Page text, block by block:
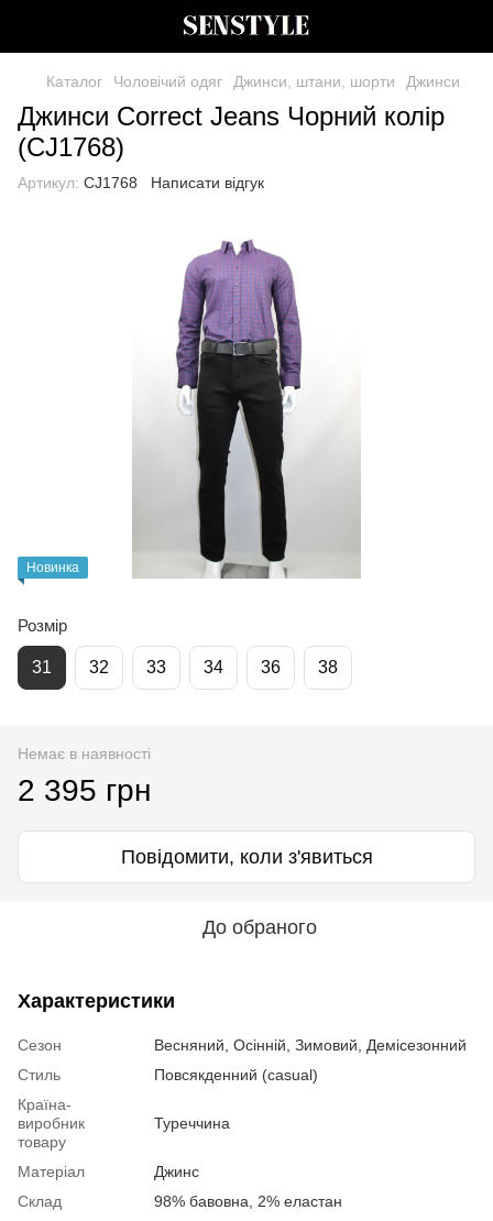
Каталог Чоловічий одяг Джинси, штани, шорти Джинси
Джинси Correct Jeans Чорний колір
(CJ1768)
Артикул: CJ1768 Написати відгук
Новинка
Розмір
31 32 33 34 36 38
Немає в наявності
2 395 грн
Повідомити, коли з'явиться
До обраного
Характеристики
Сезон
Весняний, Осінній, Зимовий, Демісезонний
Стиль
Повсякденний (casual)
Країна-
виробник
товару
Туреччина
Матеріал
Джинс
Склад
98% бавовна, 2% еластан